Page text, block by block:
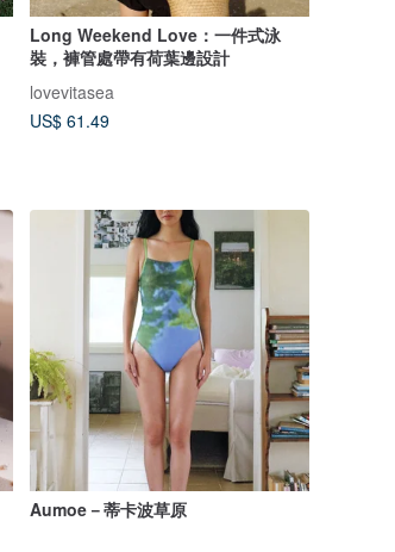
Long Weekend Love：一件式泳
裝，褲管處帶有荷葉邊設計
lovevitasea
US$ 61.49
Aumoe－蒂卡波草原